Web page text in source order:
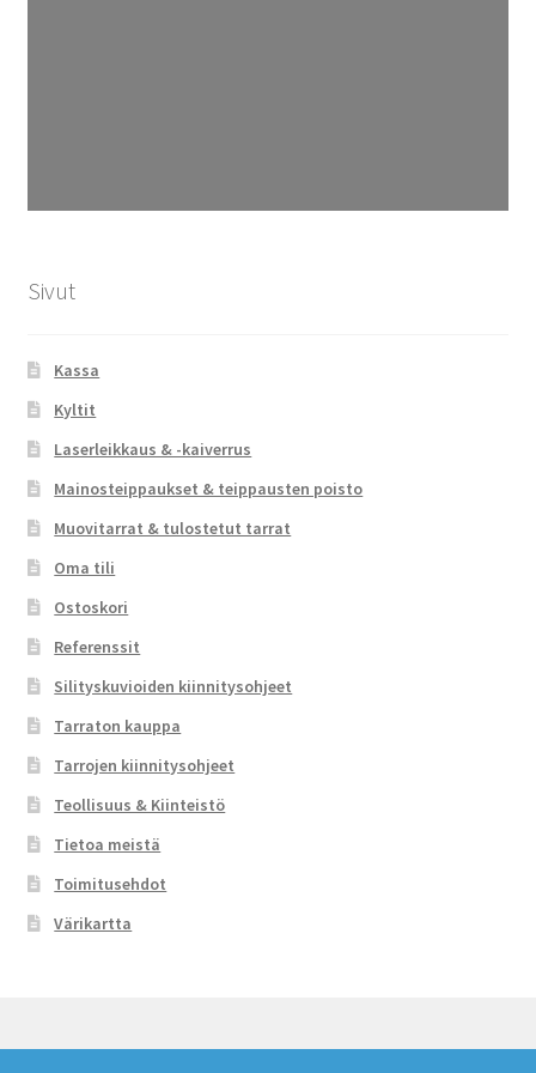
Sivut
Kassa
Kyltit
Laserleikkaus & -kaiverrus
Mainosteippaukset & teippausten poisto
Muovitarrat & tulostetut tarrat
Oma tili
Ostoskori
Referenssit
Silityskuvioiden kiinnitysohjeet
Tarraton kauppa
Tarrojen kiinnitysohjeet
Teollisuus & Kiinteistö
Tietoa meistä
Toimitusehdot
Värikartta